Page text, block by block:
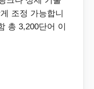
조정 가능합니
총 3,200단어 이